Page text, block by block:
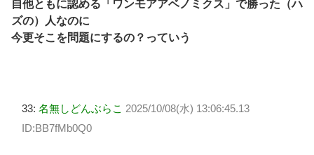
自他ともに認める「ワンモアアベノミクス」で勝った（ハ
ズの）人なのに
今更そこを問題にするの？っていう
33: 名無しどんぶらこ 2025/10/08(水) 13:06:45.13
ID:BB7fMb0Q0